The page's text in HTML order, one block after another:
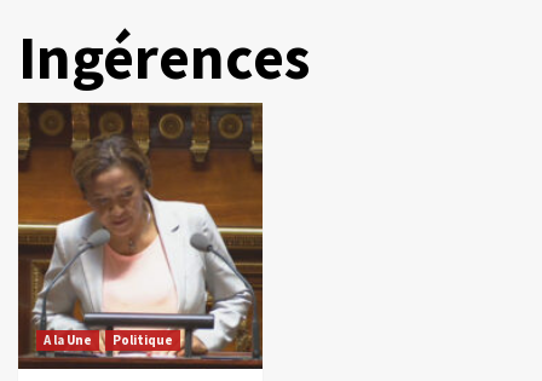
Ingérences
A la Une Politique